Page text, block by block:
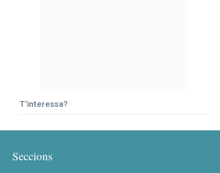
T’interessa?
Seccions